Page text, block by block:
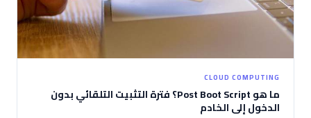
CLOUD COMPUTING
ما هو Post Boot Script؟ فترة التثبيت التلقائي بدون
الدخول إلى الخادم